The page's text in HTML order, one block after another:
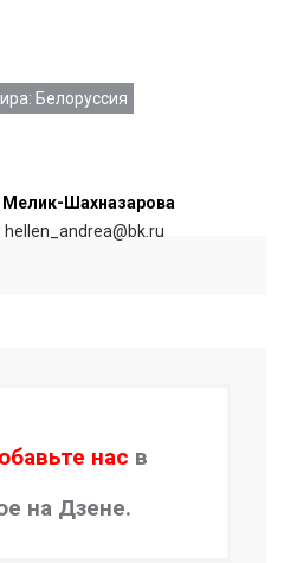
Белоруссия
Мелик-Шахназарова
hellen_andrea@bk.ru
нас в
на Дзене.